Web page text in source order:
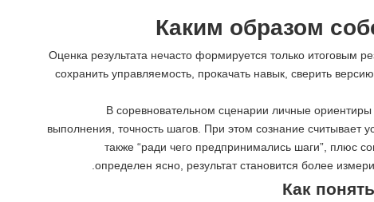
Каким образом
Оценка результата нечасто формируется только итоговым
сохранить управляемость, прокачать навык, сверить
В соревновательном сценарии личные ориентиры
выполнения, точность шагов. При этом сознание считывает
также “ради чего предпринимались шаги”, плюс
определен ясно, результат становится более
Как